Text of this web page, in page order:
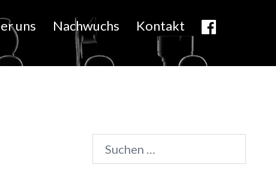
uns Nachwuchs Kontakt
Suchen
nach: